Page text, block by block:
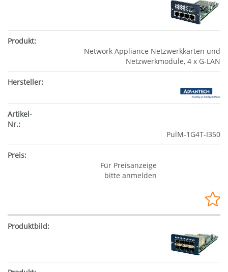
Network Appliance Netzwerkkarten und
Netzwerkmodule, 4 x G-LAN
PulM-1G4T-I350
Für Preisanzeige
bitte anmelden